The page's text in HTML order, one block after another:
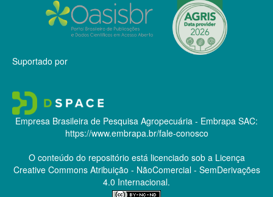
Suportado por
Empresa Brasileira de Pesquisa Agropecuária - Embrapa SAC:
https://www.embrapa.br/fale-conosco
O conteúdo do repositório está licenciado sob a Licença
Creative CommonsAtribuição - NãoComercial - SemDerivações
4.0 Internacional.